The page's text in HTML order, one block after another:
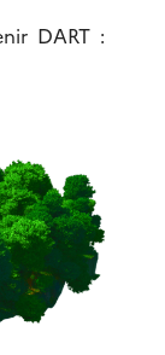
DART :